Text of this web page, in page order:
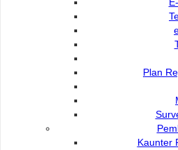
Plan
Kaunter
Sewaan Tandas Mudah Alih
Sewaan Penggunaan Ruang
Kemudahan Awam dan Band